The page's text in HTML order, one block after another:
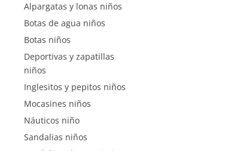
Alpargatas y lonas niños
Botas de agua niños
Botas niños
Deportivas y zapatillas
niños
Inglesitos y pepitos niños
Mocasines niños
Náuticos niño
Sandalias niños